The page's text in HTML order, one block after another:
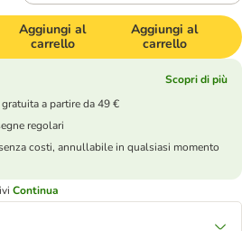
Aggiungi al
carrello
Aggiungi al
carrello
Scopri di più
a partire da 49 €
regolari
costi, annullabile in qualsiasi momento
Continua